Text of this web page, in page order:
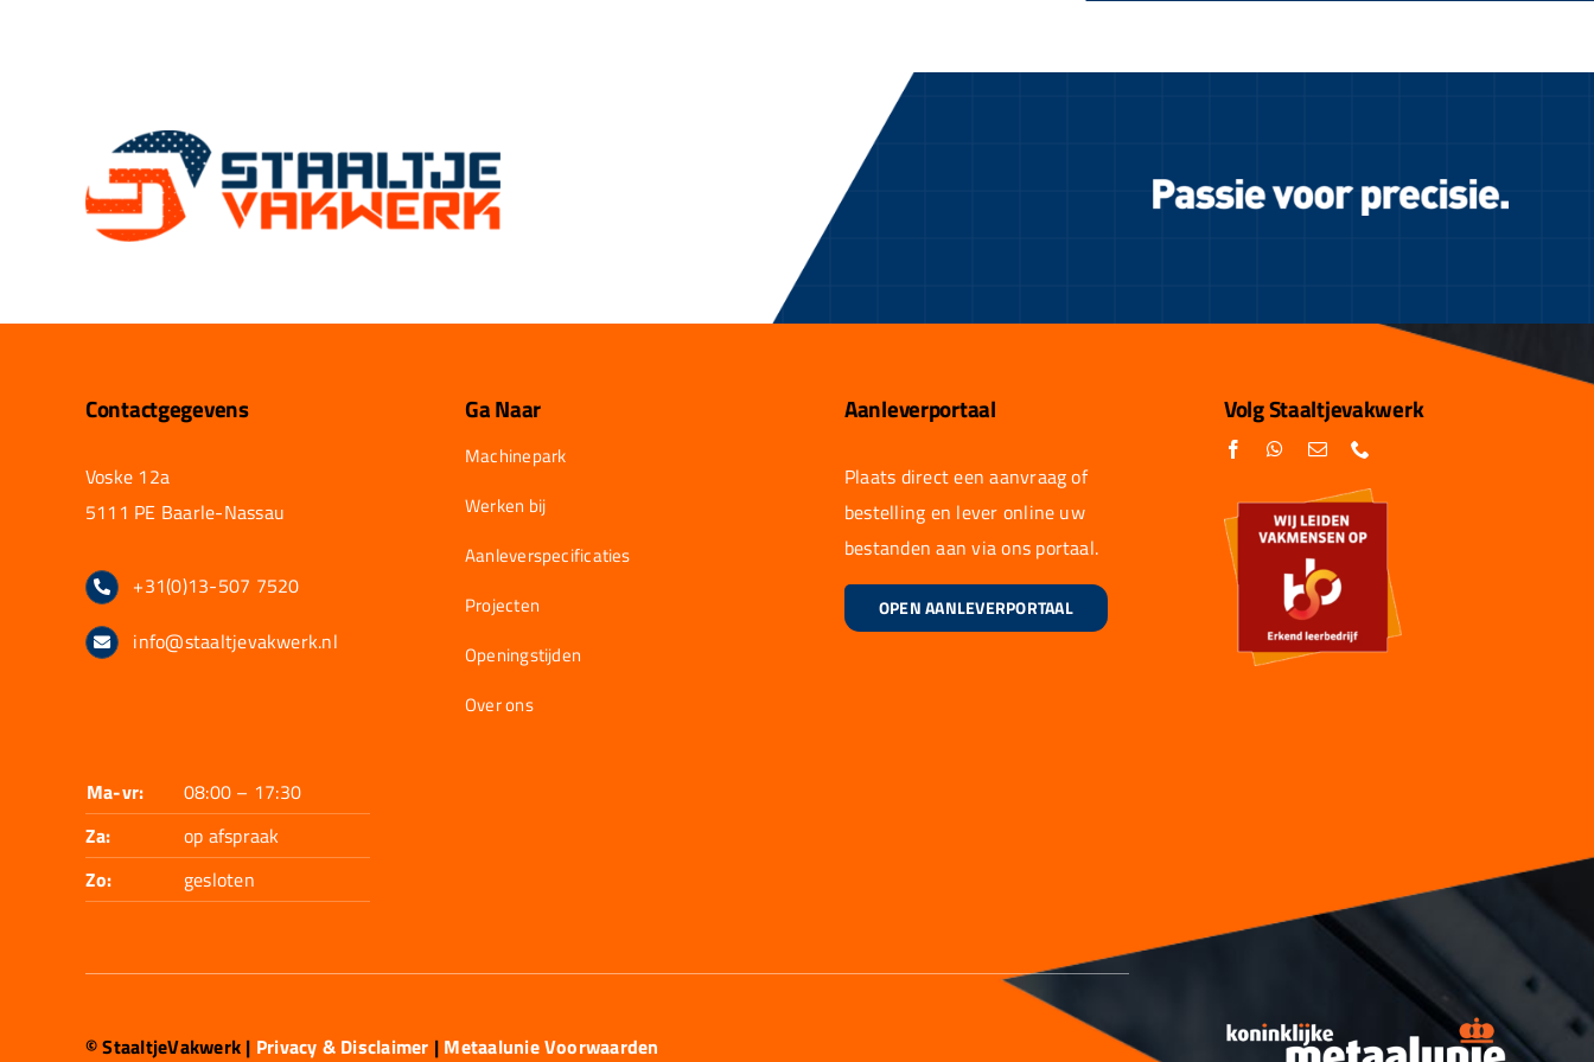
Contactgegevens
Voske 12a
5111 PE Baarle-Nassau
+31(0)13-507 7520
info@staaltjevakwerk.nl
Ma-vr:
08:00 – 17:30
Za:
op afspraak
Zo:
gesloten
Ga Naar
Machinepark
Werken bij
Aanleverspecificaties
Projecten
Openingstijden
Over ons
Aanleverportaal
Plaats direct een aanvraag of
bestelling en lever online uw
bestanden aan via ons portaal.
OPEN AANLEVERPORTAAL
Volg Staaltjevakwerk
© StaaltjeVakwerk | Privacy & Disclaimer | Metaalunie Voorwaarden